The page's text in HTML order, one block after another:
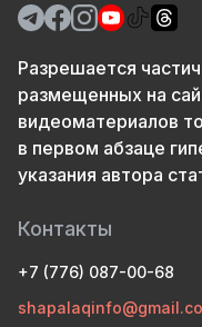
Разрешается
размещенных на
видеоматериалов
в первом абзаце
указания автора
Контакты
+7 (776) 087-00-68